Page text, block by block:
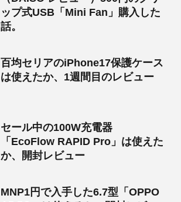
ップ式USB「Mini Fan」購入した
話。
百均セリアのiPhone17保護ケース
は使えたか、1週間目のレビュー
セール中の100W充電器
「EcoFlow RAPID Pro」は使えた
か、開封レビュー
MNP1円で入手した6.7型「OPPO